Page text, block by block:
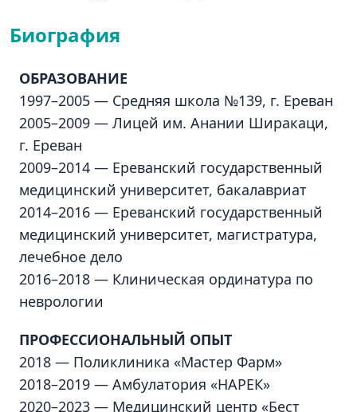
Биография
ОБРАЗОВАНИЕ
1997–2005 — Средняя школа №139, г. Ереван
2005–2009 — Лицей им. Анании Ширакаци,
г. Ереван
2009–2014 — Ереванский государственный
медицинский университет, бакалавриат
2014–2016 — Ереванский государственный
медицинский университет, магистратура,
лечебное дело
2016–2018 — Клиническая ординатура по
неврологии
ПРОФЕССИОНАЛЬНЫЙ ОПЫТ
2018 — Поликлиника «Мастер Фарм»
2018–2019 — Амбулатория «НАРЕК»
2020–2023 — Медицинский центр «Бест